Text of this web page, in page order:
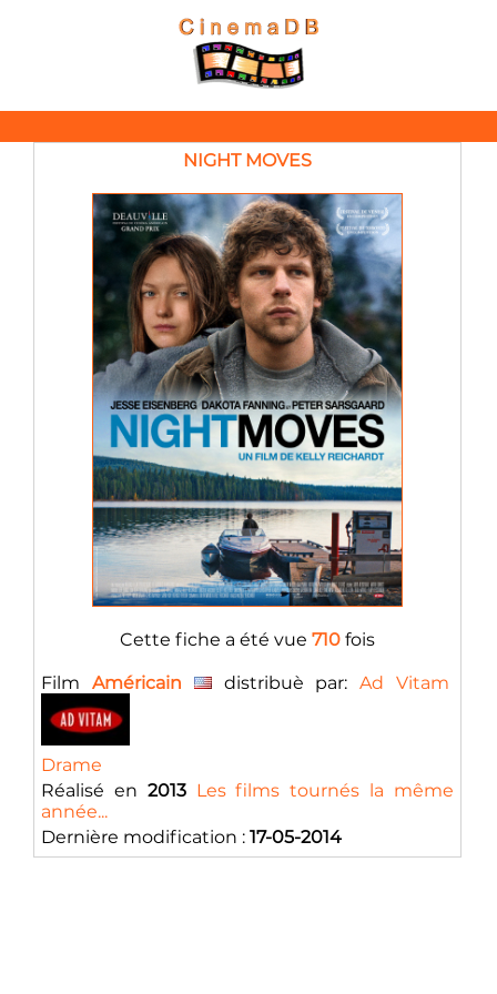
NIGHT MOVES
Cette fiche a été vue 710 fois
Film Américain distribuè par:Ad Vitam
Drame
Réalisé en 2013 Les films tournés la même
année...
Dernière modification : 17-05-2014